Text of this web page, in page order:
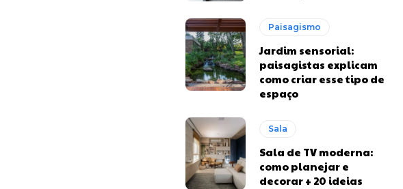
Paisagismo
Jardim sensorial:
paisagistas explicam
como criar esse tipo de
espaço
Sala
Sala de TV moderna:
como planejar e
decorar + 20 ideias